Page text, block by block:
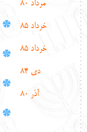
مرداد 80
خرداد 85
خرداد 85
دي 84
آذر 80